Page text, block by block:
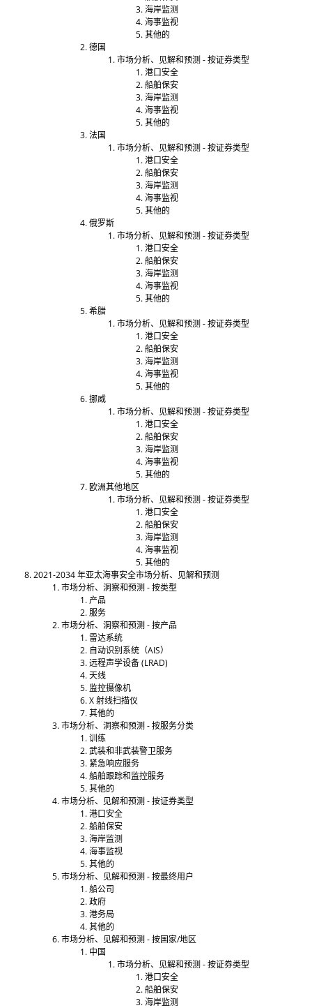
海岸监测
海事监视
其他的
德国
市场分析、见解和预测 - 按证券类型
港口安全
船舶保安
海岸监测
海事监视
其他的
法国
市场分析、见解和预测 - 按证券类型
港口安全
船舶保安
海岸监测
海事监视
其他的
俄罗斯
市场分析、见解和预测 - 按证券类型
港口安全
船舶保安
海岸监测
海事监视
其他的
希腊
市场分析、见解和预测 - 按证券类型
港口安全
船舶保安
海岸监测
海事监视
其他的
挪威
市场分析、见解和预测 - 按证券类型
港口安全
船舶保安
海岸监测
海事监视
其他的
欧洲其他地区
市场分析、见解和预测 - 按证券类型
港口安全
船舶保安
海岸监测
海事监视
其他的
2021-2034 年亚太海事安全市场分析、见解和预测
市场分析、洞察和预测 - 按类型
产品
服务
市场分析、洞察和预测 - 按产品
雷达系统
自动识别系统（AIS）
远程声学设备 (LRAD)
天线
监控摄像机
X 射线扫描仪
其他的
市场分析、洞察和预测 - 按服务分类
训练
武装和非武装警卫服务
紧急响应服务
船舶跟踪和监控服务
其他的
市场分析、见解和预测 - 按证券类型
港口安全
船舶保安
海岸监测
海事监视
其他的
市场分析、见解和预测 - 按最终用户
船公司
政府
港务局
其他的
市场分析、见解和预测 - 按国家/地区
中国
市场分析、见解和预测 - 按证券类型
港口安全
船舶保安
海岸监测